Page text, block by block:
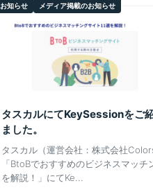
お知らせ メディア掲載のお知らせ
タスカルにてKeySessionをご
ました。
タスカル（運営会社：株式会社
「BtoBでおすすめのビジネスマッチ
を解説！」にてKe...